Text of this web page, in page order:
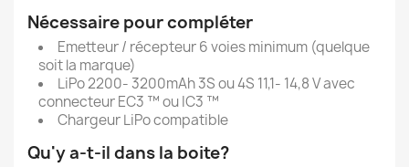
Nécessaire pour compléter
Emetteur / récepteur 6 voies minimum (quelque
soit la marque)
LiPo 2200- 3200mAh 3S ou 4S 11,1- 14,8 V avec
connecteur EC3 ™ ou IC3 ™
Chargeur LiPo compatible
Qu'y a-t-il dans la boite?